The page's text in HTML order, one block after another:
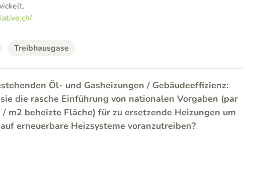
Treibhausgase
Öl- und Gasheizungen / Gebäudeeffizienz:
die rasche Einführung von nationalen Vorgaben (par
/ m2 beheizte Fläche) für zu ersetzende Heizungen um
erneuerbare Heizsysteme voranzutreiben?